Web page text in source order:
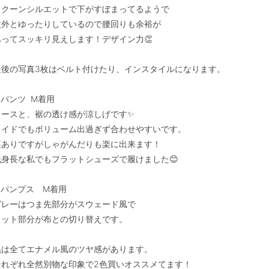
ーンシルエットで下がすぼまってるようで
とゆったりしているので腰回りも余裕が
てスッキリ見えします！デザイン力👏
の写真3枚はベルト付けたり、インスタイルになります。
ンツ  M着用
スと、裾の透け感が涼しげです✨
ドでもボリューム出過ぎず合わせやすいです。
りですがしゃがんだりも楽に出来ます！
長な私でもフラットシューズで履けました😊
ンプス　M着用
ーはつま先部分がスウェード風で
ト部分が布との切り替えです。
全てエナメル風のツヤ感があります。
ぞれ全然別物な印象で2色買いオススメてます！